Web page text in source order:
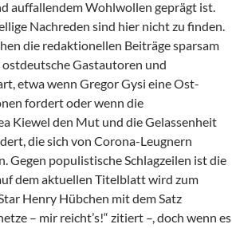
auffallendem Wohlwollen geprägt ist.
Nachreden sind hier nicht zu finden.
die redaktionellen Beiträge sparsam
Gastautoren und
etwa wenn Gregor Gysi eine Ost-
fordert oder wenn die
Kiewel den Mut und die Gelassenheit
die sich von Corona-Leugnern
Gegen populistische Schlagzeilen ist die
dem aktuellen Titelblatt wird zum
Henry Hübchen mit dem Satz
– mir reicht’s!“ zitiert –, doch wenn es